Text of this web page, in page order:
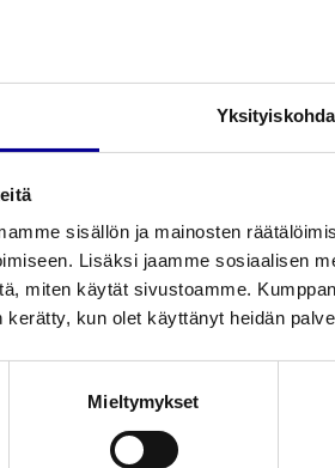
sisällön ja mainosten
Lisäksi jaamme sosiaalisen
miten käytät sivustoamme.
kerätty, kun olet käyttänyt heidän
Mieltymykset
perhekeskeisen
äänentaso pyritään
Vastasyntyneen hoito